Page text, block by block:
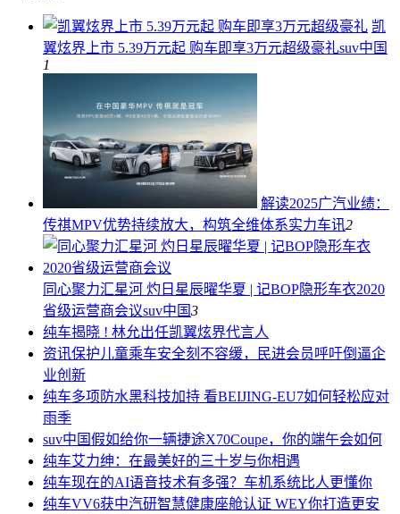
凯
翼炫界上市 5.39万元起 购车即享3万元超级豪礼suv中国
1
解读2025广汽业绩：
传祺MPV优势持续放大，构筑全维体系实力车讯2
同心聚力汇星河 灼日星辰曜华夏 | 记BOP隐形车衣2020
省级运营商会议suv中国3
纯车揭晓 ! 林允出任凯翼炫界代言人
资讯保护儿童乘车安全刻不容缓，民进会员呼吁倒逼企
业创新
纯车多项防水黑科技加持 看BEIJING-EU7如何轻松应对
雨季
suv中国假如给你一辆捷途X70Coupe，你的端午会如何
纯车艾力绅：在最美好的三十岁与你相遇
纯车现在的AI语音技术有多强？车机系统比人更懂你
纯车VV6获中汽研智慧健康座舱认证 WEY你打造更安